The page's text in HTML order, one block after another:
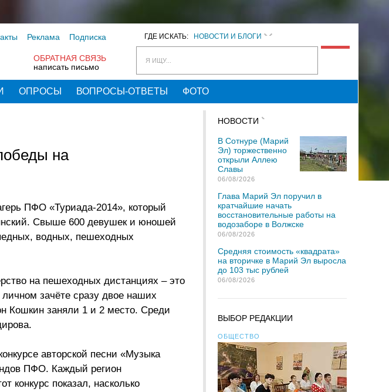
ГДЕ ИСКАТЬ: НОВОСТИ И БЛОГИ
Я ИЩУ...
Реклама Подписка
ОБРАТНАЯ СВЯЗЬ
написать письмо
ОПРОСЫ ВОПРОСЫ-ОТВЕТЫ ФОТО
на
ПФО «Туриада-2014», который
Свыше 600 девушек и юношей
водных, пешеходных
на пешеходных дистанциях – это
зачёте сразу двое наших
Кошкин заняли 1 и 2 место. Среди
авторской песни «Музыка
ПФО. Каждый регион
конкурс показал, насколько
НОВОСТИ
В Сотнуре (Марий
Эл) торжественно
открыли Аллею
Славы
06/08/2026
Глава Марий Эл поручил в
кратчайшие начать
восстановительные работы на
водозаборе в Волжске
06/08/2026
Средняя стоимость «квадрата»
на вторичке в Марий Эл выросла
до 103 тыс рублей
06/08/2026
ВЫБОР РЕДАКЦИИ
ОБЩЕСТВО